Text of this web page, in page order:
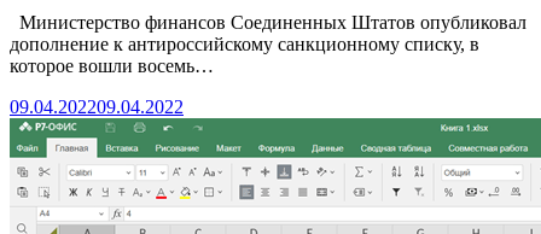
Министерство финансов Соединенных Штатов опубликовал
дополнение к антироссийскому санкционному списку, в
которое вошли восемь…
09.04.202209.04.2022